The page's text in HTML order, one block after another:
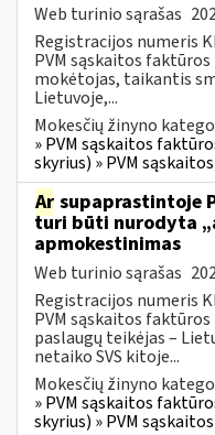
Web turinio sąrašas
Registracijos numeris
PVM sąskaitos
mokėtojas, taikantis
Lietuvoje,...
Mokesčių žinyno
» PVM sąskaitos
skyrius) » PVM
Ar supaprastintoje
turi būti nurodyta
apmokestinimas
Web turinio sąrašas
Registracijos numeris
PVM sąskaitos
paslaugų teikėjas –
netaiko SVS kitoje...
Mokesčių žinyno
» PVM sąskaitos
skyrius) » PVM